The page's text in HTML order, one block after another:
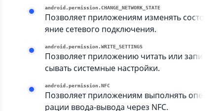
android.permission.CHANGE_NETWORK_STATE
Позволяет приложениям изменять состо
яние сетевого подключения.
android.permission.WRITE_SETTINGS
Позволяет приложению читать или запи
сывать системные настройки.
android.permission.NFC
Позволяет приложениям выполнять опе
рации ввода-вывода через NFC.